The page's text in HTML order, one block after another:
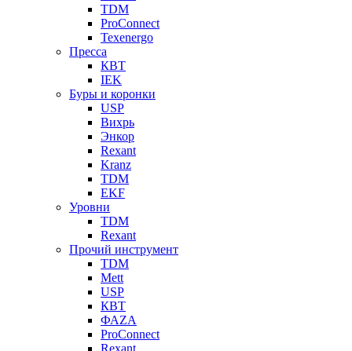
TDM
ProConnect
Texenergo
Пресса
КВТ
IEK
Буры и коронки
USP
Вихрь
Энкор
Rexant
Kranz
TDM
EKF
Уровни
TDM
Rexant
Прочий инструмент
TDM
Mett
USP
КВТ
ФАZА
ProConnect
Rexant